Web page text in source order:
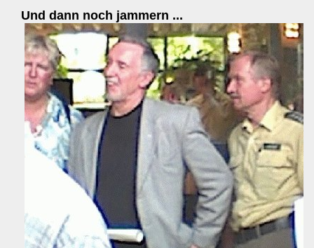
Und dann noch jammern ...